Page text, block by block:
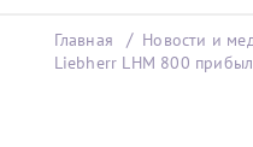
Главная Новости и
Liebherr LHM 800